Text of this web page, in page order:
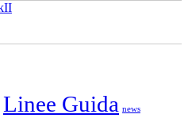
Linee Guida news